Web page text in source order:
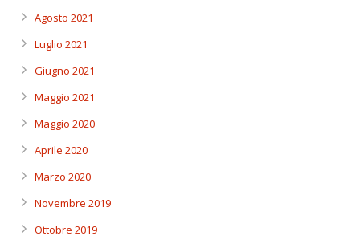
Agosto 2021
Luglio 2021
Giugno 2021
Maggio 2021
Maggio 2020
Aprile 2020
Marzo 2020
Novembre 2019
Ottobre 2019